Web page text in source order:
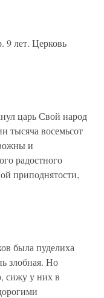
лет. Церковь
царь Свой народ
тысяча восемьсот
и
радостного
приподнятости,
была пуделиха
злобная. Но
сижу у них в